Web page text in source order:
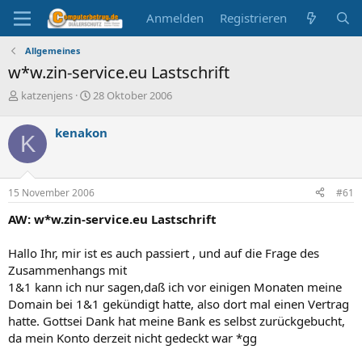
Anmelden Registrieren
Allgemeines
w*w.zin-service.eu Lastschrift
E
s
t
e
l
l
e
katzenjens
E
t
l
t
m
28 Oktober 2006
K kenakon
15 November 2006 #61
AW: w*w.zin-service.eu Lastschrift
Hallo Ihr, mir ist es auch passiert , und auf die Frage des
Zusammenhangs mit
1&1 kann ich nur sagen,daß ich vor einigen Monaten meine
Domain bei 1&1 gekündigt hatte, also dort mal einen Vertrag
hatte. Gottsei Dank hat meine Bank es selbst zurückgebucht,
da mein Konto derzeit nicht gedeckt war *gg